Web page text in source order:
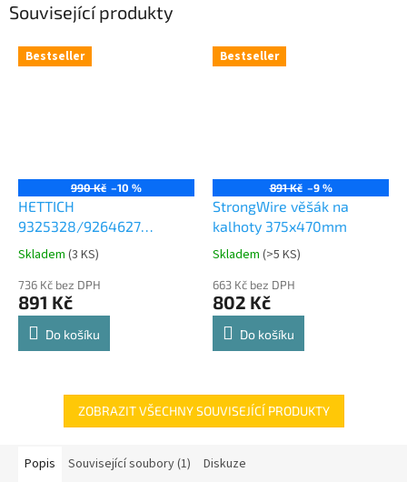
Související produkty
Bestseller
990 Kč –10 %
HETTICH
9325328/9264627
Comfort Spin 360° otočná
police 8kg
Průměrné
produktu
je
4,8
Skladem (3 KS)
736 Kč bez DPH
891 Kč
Do košíku
Bestseller
891 Kč –9 %
StrongWire věšák na
kalhoty 375x470mm
Průměrné
produktu
je
4,8
Skladem (>5 KS)
663 Kč bez DPH
802 Kč
Do košíku
ZOBRAZIT VŠECHNY SOUVISEJÍCÍ PRODUKTY
Popis Související soubory (1) Diskuze